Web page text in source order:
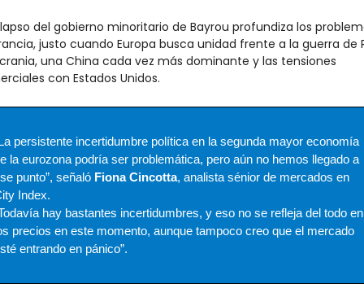
del gobierno minoritario de Bayrou profundiza los
justo cuando Europa busca unidad frente a la guerra de
una China cada vez más dominante y las tensiones
con Estados Unidos.
persistente incertidumbre política en la segunda mayor economía
la eurozona podría ser problemática, pero aún no hemos llegado a
punto”, señaló Fiona Cincotta, analista sénior de mercados en
Index.
hay bastantes incertidumbres, y eso no se refleja del todo en
precios en este momento, aunque tampoco creo que el mercado
entrando en pánico”.